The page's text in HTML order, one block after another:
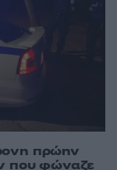
πρώην
που φώναζε